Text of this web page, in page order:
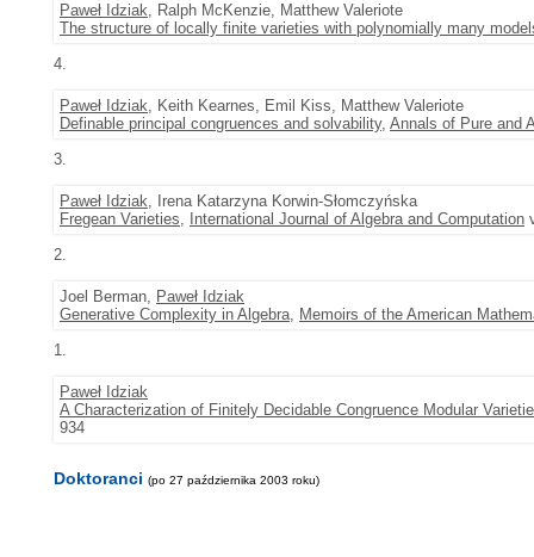
Paweł Idziak, Ralph McKenzie, Matthew Valeriote
The structure of locally finite varieties with polynomially many
4.
Paweł Idziak, Keith Kearnes, Emil Kiss, Matthew Valeriote
Definable principal congruences and solvability, Annals of Pure and
3.
Paweł Idziak, Irena Katarzyna Korwin-Słomczyńska
Fregean Varieties, International Journal of Algebra and Computation
2.
Joel Berman, Paweł Idziak
Generative Complexity in Algebra, Memoirs of the American
1.
Paweł Idziak
A Characterization of Finitely Decidable Congruence Modular
934
Doktoranci (po 27 października 2003 roku)